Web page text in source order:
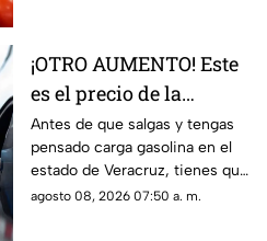
¡OTRO AUMENTO! Este
es el precio de la
gasolina en Veracruz
hoy 8 de agosto 2026
Antes de que salgas y tengas
pensado carga gasolina en el
estado de Veracruz, tienes que
saber los precio hoy sábado 8
agosto 08, 2026 07:50 a. m.